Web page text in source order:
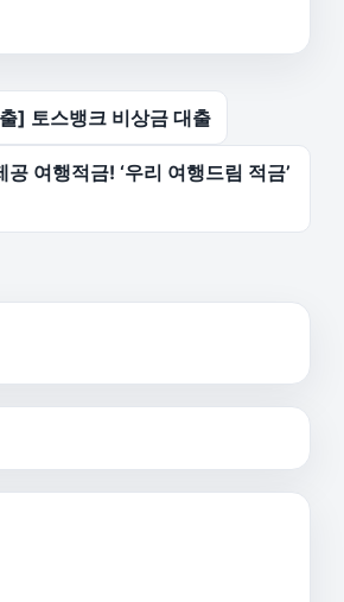
] 토스뱅크 비상금 대출
공 여행적금! ‘우리 여행드림 적금’